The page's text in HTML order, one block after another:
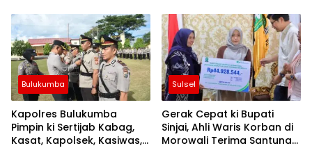
Kemarau
Negeri
Bulukumba
Kapolres Bulukumba
Pimpin ki Sertijab Kabag,
Kasat, Kapolsek, Kasiwas,
Sulsel
Gerak Cepat ki Bupati
Sinjai, Ahli Waris Korban di
Morowali Terima Santunan